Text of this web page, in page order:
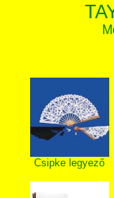
Csipke legyező